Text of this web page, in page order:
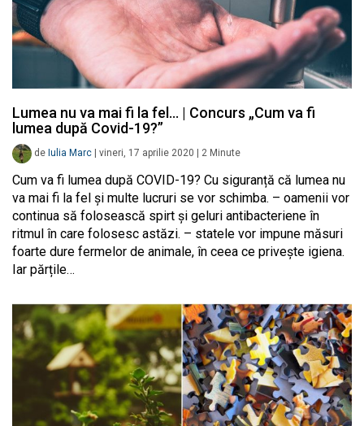
Lumea nu va mai fi la fel… | Concurs „Cum va fi
lumea după Covid-19?”
de Iulia Marc vineri, 17 aprilie 2020 2 Minute
Cum va fi lumea după COVID-19? Cu siguranță că lumea nu
va mai fi la fel și multe lucruri se vor schimba. – oamenii vor
continua să folosească spirt și geluri antibacteriene în
ritmul în care folosesc astăzi. – statele vor impune măsuri
foarte dure fermelor de animale, în ceea ce privește igiena.
Iar părțile…